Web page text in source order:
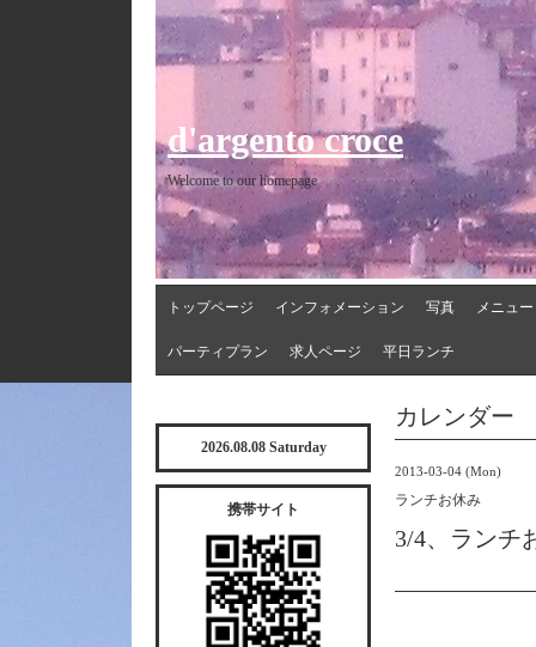
d'argento croce
Welcome to our homepage
トップページ インフォメーション 写真 メニュー
パーティプラン 求人ページ 平日ランチ
カレンダー
2013-03-04 (Mon)
ランチお休み
3/4、ランチ
2026.08.08 Saturday
携帯サイト